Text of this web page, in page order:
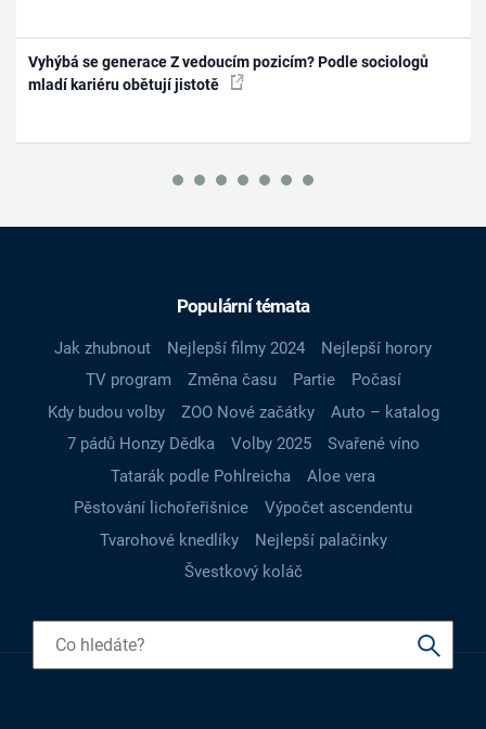
Vyhýbá se generace Z vedoucím pozicím? Podle sociologů
mladí kariéru obětují jistotě
Populární témata
Jak zhubnout Nejlepší filmy 2024
Nejlepší horory
TV program
Změna času Partie
Počasí
Kdy budou volby
ZOO Nové začátky
Auto – katalog
7 pádů Honzy Dědka
Volby 2025
Svařené víno
Tatarák podle Pohlreicha
Aloe vera
Pěstování lichořeřišnice
Výpočet ascendentu
Tvarohové knedlíky
Nejlepší palačinky
Švestkový koláč